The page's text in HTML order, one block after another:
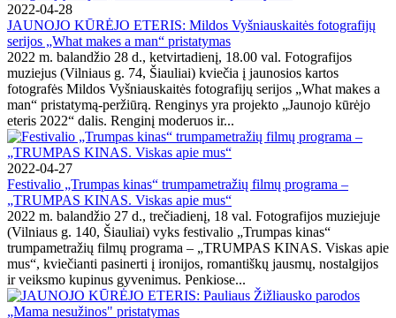
2022-04-28
JAUNOJO KŪRĖJO ETERIS: Mildos Vyšniauskaitės fotografijų
serijos „What makes a man“ pristatymas
2022 m. balandžio 28 d., ketvirtadienį, 18.00 val. Fotografijos
muziejus (Vilniaus g. 74, Šiauliai) kviečia į jaunosios kartos
fotografės Mildos Vyšniauskaitės fotografijų serijos „What makes a
man“ pristatymą-peržiūrą. Renginys yra projekto „Jaunojo kūrėjo
eteris 2022“ dalis. Renginį moderuos ir...
2022-04-27
Festivalio „Trumpas kinas“ trumpametražių filmų programa –
„TRUMPAS KINAS. Viskas apie mus“
2022 m. balandžio 27 d., trečiadienį, 18 val. Fotografijos muziejuje
(Vilniaus g. 140, Šiauliai) vyks festivalio „Trumpas kinas“
trumpametražių filmų programa – „TRUMPAS KINAS. Viskas apie
mus“, kviečianti pasinerti į ironijos, romantiškų jausmų, nostalgijos
ir veiksmo kupinus gyvenimus. Penkiose...